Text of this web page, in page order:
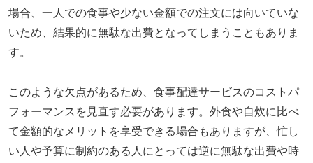
場合、一人での食事や少ない金額での注文には向いていな
いため、結果的に無駄な出費となってしまうこともありま
す。
このような欠点があるため、食事配達サービスのコストパ
フォーマンスを見直す必要があります。外食や自炊に比べ
て金額的なメリットを享受できる場合もありますが、忙し
い人や予算に制約のある人にとっては逆に無駄な出費や時